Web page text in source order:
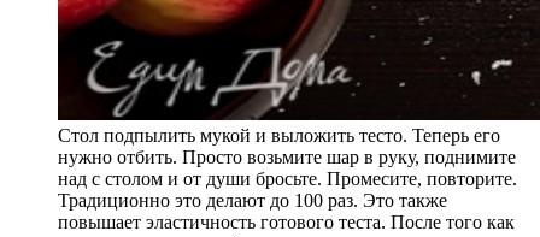
Стол подпылить мукой и выложить тесто. Теперь его
нужно отбить. Просто возьмите шар в руку, поднимите
над с столом и от души бросьте. Промесите, повторите.
Традиционно это делают до 100 раз. Это также
повышает эластичность готового теста. После того как